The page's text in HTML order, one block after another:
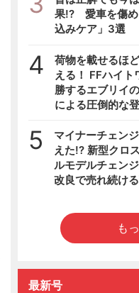
果!? 愛車を傷め
込みケア」3選
4
荷物を載せるほ
える！ FFハイト
勝するエブリイ
による圧倒的な登
5
マイナーチェン
えた!? 新型クロ
ルモデルチェン
改良で売れ続け
も
最新号